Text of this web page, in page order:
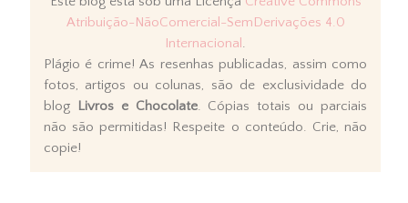
Atribuição-NãoComercial-SemDerivações 4.0
Internacional .
Plágio é crime! As resenhas publicadas, assim como
fotos, artigos ou colunas, são de exclusividade do
blog Livros e Chocolate. Cópias totais ou parciais
não são permitidas! Respeite o conteúdo. Crie, não
copie!